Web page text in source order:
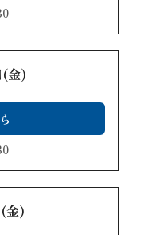
(金)
金)